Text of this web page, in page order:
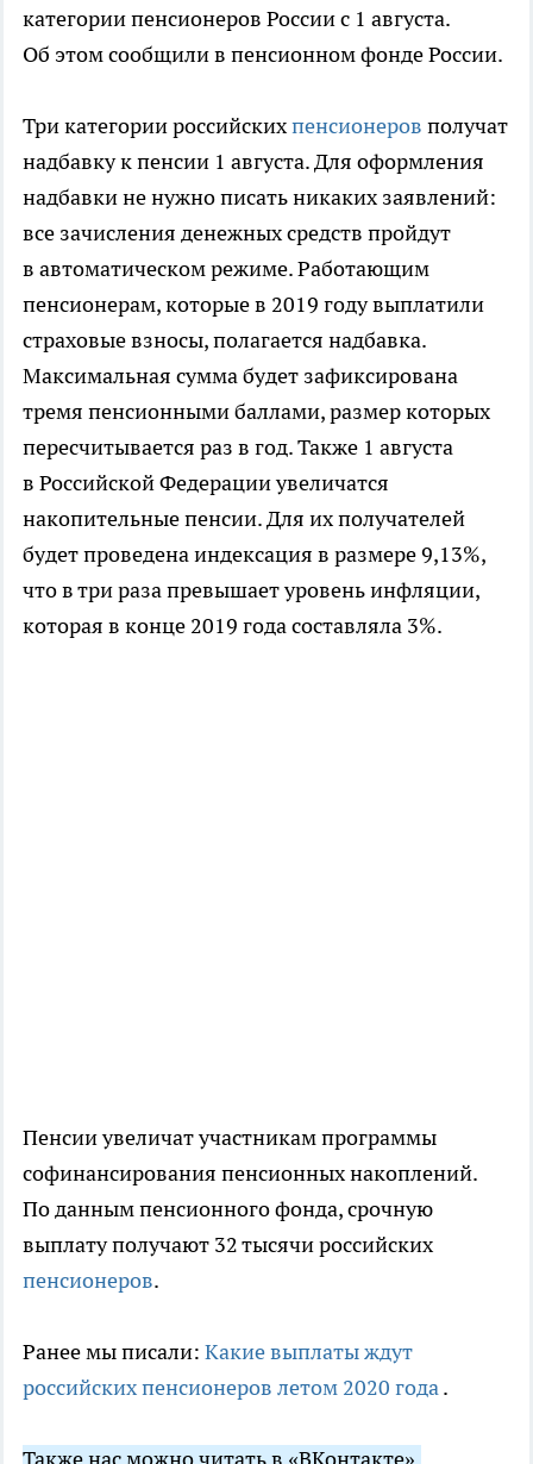
категории пенсионеров России с 1 августа.
Об этом сообщили в пенсионном фонде России.
Три категории российскихпенсионеров получат
надбавку к пенсии 1 августа. Для оформления
надбавки не нужно писать никаких заявлений:
все зачисления денежных средств пройдут
в автоматическом режиме. Работающим
пенсионерам, которые в 2019 году выплатили
страховые взносы, полагается надбавка.
Максимальная сумма будет зафиксирована
тремя пенсионными баллами, размер которых
пересчитывается раз в год. Также 1 августа
в Российской Федерации увеличатся
накопительные пенсии. Для их получателей
будет проведена индексация в размере 9,13%,
что в три раза превышает уровень инфляции,
которая в конце 2019 года составляла 3%.
Пенсии увеличат участникам программы
софинансирования пенсионных накоплений.
По данным пенсионного фонда, срочную
выплату получают 32 тысячи российских
пенсионеров.
Ранее мы писали: Какие выплаты ждут
российских пенсионеров летом 2020 года.